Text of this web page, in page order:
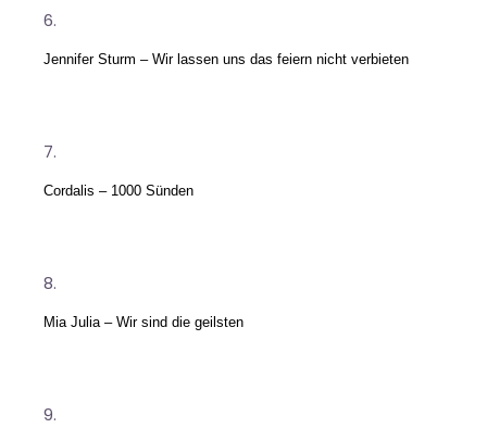
Jennifer Sturm – Wir lassen uns das feiern nicht verbieten
Cordalis – 1000 Sünden
Mia Julia – Wir sind die geilsten